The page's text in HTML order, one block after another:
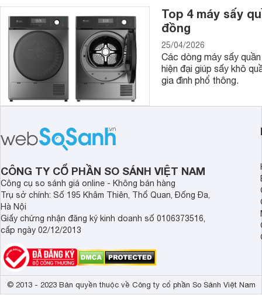
Top 4 máy sấy
đồng
25/04/2026
Các dòng máy sấy
hiện đại giúp sấy khô
gia đình phổ thông.
CÔNG TY CỔ PHẦN SO SÁNH VIỆT NAM
Công cụ so sánh giá online - Không bán hàng
Trụ sở chính: Số 195 Khâm Thiên, Thổ Quan, Đống Đa,
Hà Nội
Giấy chứng nhận đăng ký kinh doanh số 0106373516,
cấp ngày 02/12/2013
© 2013 - 2023 Bản quyền thuộc về Công ty cổ phần So Sánh Việt Nam